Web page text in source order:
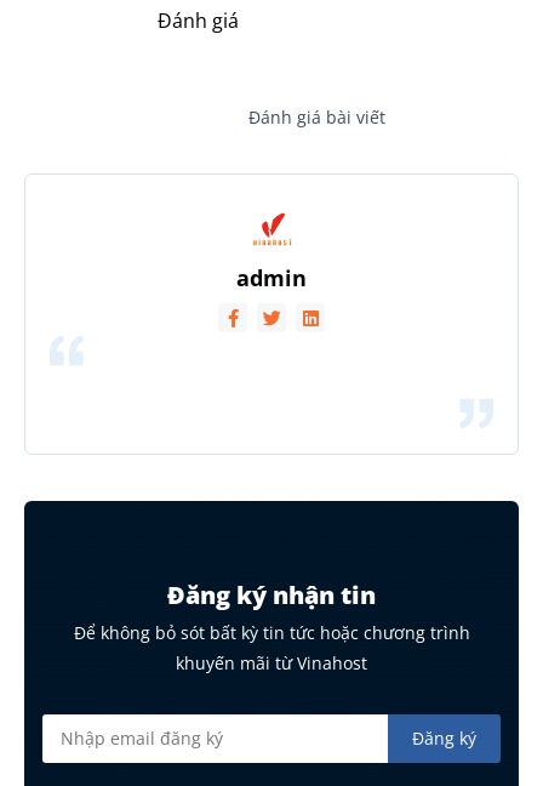
Đánh giá
Đánh giá bài viết
admin
Đăng ký nhận tin
Để không bỏ sót bất kỳ tin tức hoặc chương trình
khuyến mãi từ Vinahost